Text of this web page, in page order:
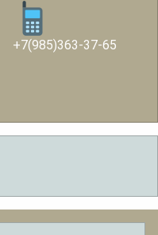
+7(985)363-37-65